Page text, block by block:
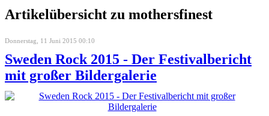
Artikelübersicht zu mothersfinest
Donnerstag, 11 Juni 2015 00:10
Sweden Rock 2015 - Der Festivalbericht
mit großer Bildergalerie